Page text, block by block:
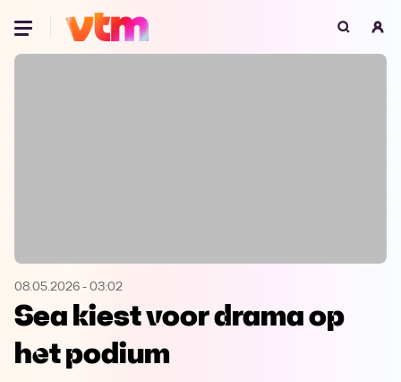
Oeps, browser niet ondersteund
Microsoft Edge Download
Opera
08.05.2026 - 03:02
Sea kiest voor drama op
het podium